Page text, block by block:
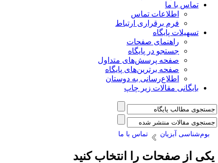
تماس با ما
اطلاعات تماس
فرم برقراری ارتباط
تسهیلات پایگاه
راهنمای صفحات
جستجو در پایگاه
صفحه پرسش‌های متداول
صفحه برترین‌های پایگاه
اطلاع‌رسانی به دوستان
بایگانی مقالات زیر چاپ
بوم‌شناسی آبزیان تماس با ما
از صفحات را انتخاب کنید